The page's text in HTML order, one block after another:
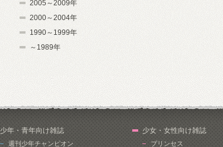
2005～2009年
2000～2004年
1990～1999年
～1989年
少年・青年向け雑誌
週刊少年チャンピオン
少女・女性向け雑誌
プリンセス